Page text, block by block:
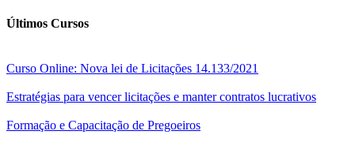
Últimos Cursos
Curso Online: Nova lei de Licitações 14.133/2021
Estratégias para vencer licitações e manter contratos lucrativos
Formação e Capacitação de Pregoeiros